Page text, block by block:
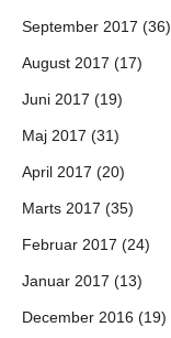
September 2017 (36)
August 2017 (17)
Juni 2017 (19)
Maj 2017 (31)
April 2017 (20)
Marts 2017 (35)
Februar 2017 (24)
Januar 2017 (13)
December 2016 (19)